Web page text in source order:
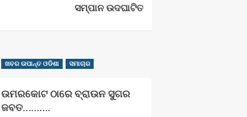
ସମ୍ପାନ ଉଦଘାଟିତ
ଖବର ଉପାନ୍ତ ଓଡିଶା ସମାଚାର
ଉମରକୋଟ ଠାରେ ବ୍ରାଉନ ସୁଗର
ଜବତ……….